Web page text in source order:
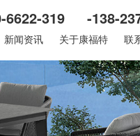
6622-319 -138-
新闻资讯 关于康福特 联